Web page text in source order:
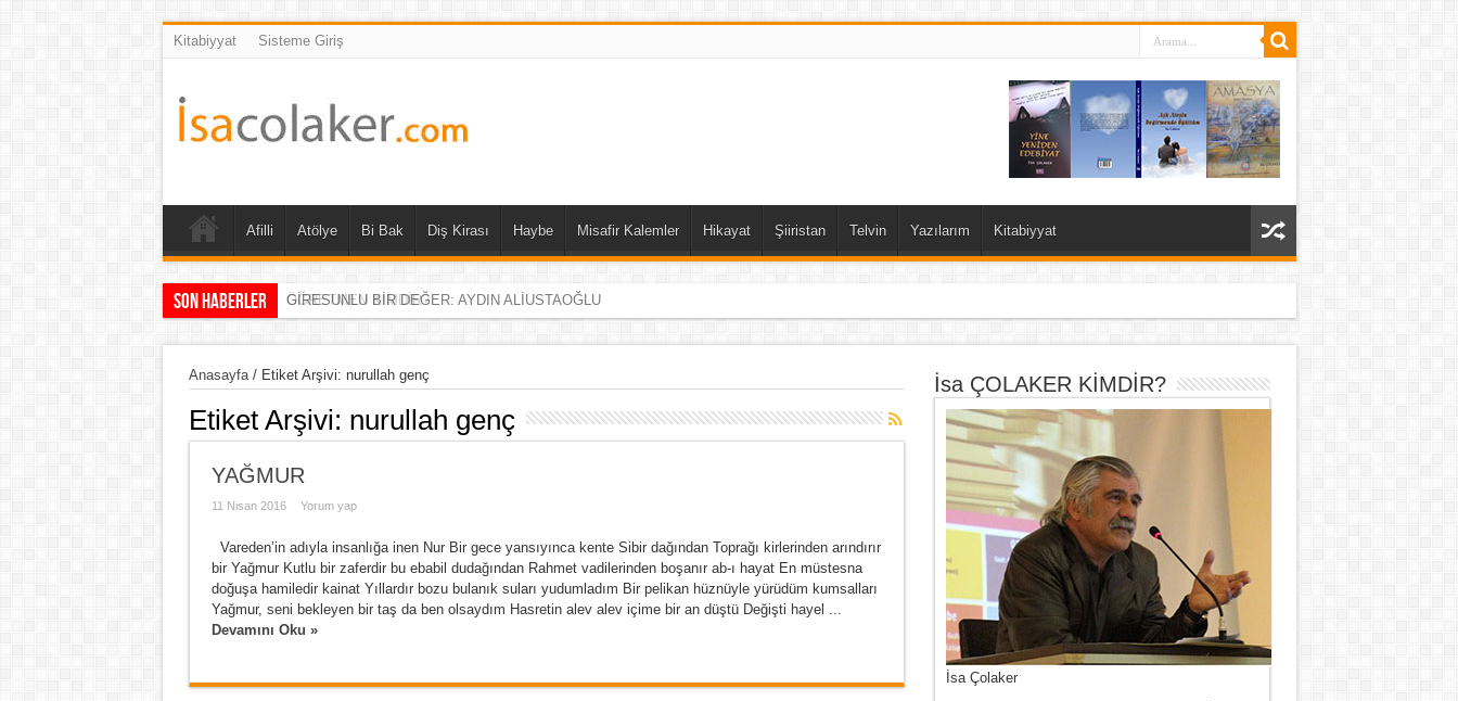
Kitabiyyat Sisteme Giriş
Afilli Atölye Bi Bak Diş Kirası Haybe Misafir Kalemler Hikayat Şiiristan Telvin Yazılarım Kitabiyyat
Son Haberler GİRESUNLU BİR DEĞER: AYDIN ALİUSTAOĞLU
Anasayfa/ Etiket Arşivi: nurullah genç
Etiket Arşivi: nurullah genç
YAĞMUR
11 Nisan 2016 Yorum yap
Vareden’in adıyla insanlığa inen Nur Bir gece yansıyınca kente Sibir dağından Toprağı kirlerinden arındırır
bir Yağmur Kutlu bir zaferdir bu ebabil dudağından Rahmet vadilerinden boşanır ab-ı hayat En müstesna
doğuşa hamiledir kainat Yıllardır bozu bulanık suları yudumladım Bir pelikan hüznüyle yürüdüm kumsalları
Yağmur, seni bekleyen bir taş da ben olsaydım Hasretin alev alev içime bir an düştü Değişti hayel ...
Devamını Oku »
İsa ÇOLAKER KİMDİR?
İsa Çolaker